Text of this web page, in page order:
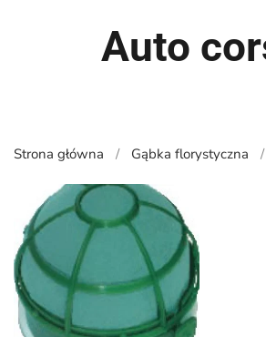
Auto
Strona główna Gąbka florystyczna